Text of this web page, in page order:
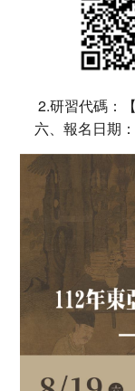
2.研習代碼：
六、報名日期